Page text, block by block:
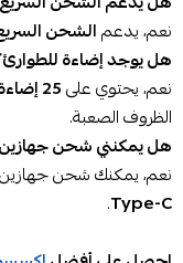
نعم، يدعمالشحن
هل يوجد إضاءة
نعم، يحتوي على25 إضاءة LED
الظروف الصعبة.
هل يمكنني شحن
نعم، يمكنك شحن
Type-C
.